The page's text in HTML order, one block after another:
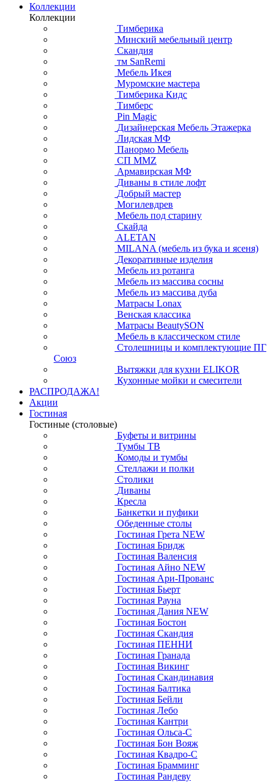
Коллекции
Коллекции
Тимберика
Минский мебельный центр
Скандия
тм SanRemi
Мебель Икея
Муромские мастера
Тимберика Кидс
Тимберс
Pin Magic
Дизайнерская Мебель Этажерка
Лидская МФ
Панормо Мебель
СП ММZ
Армавирская МФ
Диваны в стиле лофт
Добрый мастер
Могилевдрев
Мебель под старину
Скайда
ALETAN
MILANA (мебель из бука и ясеня)
Декоративные изделия
Мебель из ротанга
Мебель из массива сосны
Мебель из массива дуба
Матрасы Lonax
Венская классика
Матрасы BeautySON
Мебель в классическом стиле
Столешницы и комплектующие ПГ
Союз
Вытяжки для кухни ELIKOR
Кухонные мойки и смесители
РАСПРОДАЖА!
Акции
Гостиная
Гостиные (столовые)
Буфеты и витрины
Тумбы ТВ
Комоды и тумбы
Стеллажи и полки
Столики
Диваны
Кресла
Банкетки и пуфики
Обеденные столы
Гостиная Грета NEW
Гостиная Бридж
Гостиная Валенсия
Гостиная Айно NEW
Гостиная Ари-Прованс
Гостиная Бьерт
Гостиная Рауна
Гостиная Дания NEW
Гостиная Бостон
Гостиная Скандия
Гостиная ПЕННИ
Гостиная Гранада
Гостиная Викинг
Гостиная Скандинавия
Гостиная Балтика
Гостиная Бейли
Гостиная Лебо
Гостиная Кантри
Гостиная Ольса-С
Гостиная Бон Вояж
Гостиная Квадро-С
Гостиная Брамминг
Гостиная Рандеву